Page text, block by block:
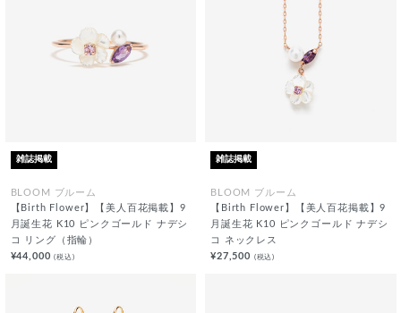
雑誌掲載
BLOOM ブルーム
【Birth Flower】【美人百花掲載】9
月誕生花 K10 ピンクゴールド ナデシ
コ リング（指輪）
¥44,000(税込)
雑誌掲載
BLOOM ブルーム
【Birth Flower】【美人百花掲載】9
月誕生花 K10 ピンクゴールド ナデシ
コ ネックレス
¥27,500 (税込)